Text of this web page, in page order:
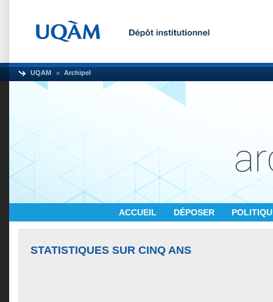
UQAM Archipel
ACCUEIL DÉPOSER
STATISTIQUES SUR CINQ ANS